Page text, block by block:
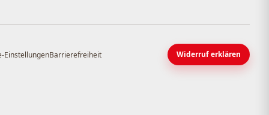
EinstellungenBarrierefreiheit Widerruf erklären